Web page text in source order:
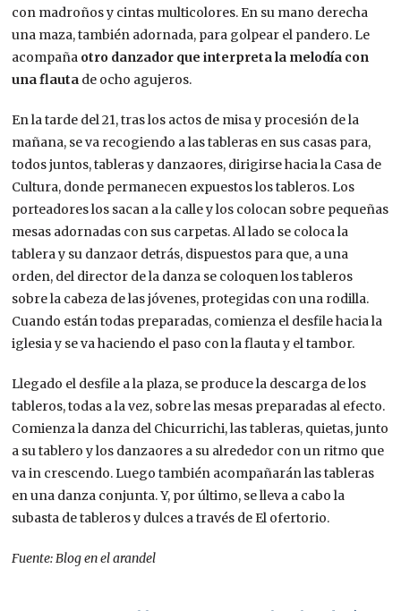
con madroños y cintas multicolores. En su mano derecha
una maza, también adornada, para golpear el pandero. Le
acompaña otro danzador que interpreta la melodía con
una flauta de ocho agujeros.
En la tarde del 21, tras los actos de misa y procesión de la
mañana, se va recogiendo a las tableras en sus casas para,
todos juntos, tableras y danzaores, dirigirse hacia la Casa de
Cultura, donde permanecen expuestos los tableros. Los
porteadores los sacan a la calle y los colocan sobre pequeñas
mesas adornadas con sus carpetas. Al lado se coloca la
tablera y su danzaor detrás, dispuestos para que, a una
orden, del director de la danza se coloquen los tableros
sobre la cabeza de las jóvenes, protegidas con una rodilla.
Cuando están todas preparadas, comienza el desfile hacia la
iglesia y se va haciendo el paso con la flauta y el tambor.
Llegado el desfile a la plaza, se produce la descarga de los
tableros, todas a la vez, sobre las mesas preparadas al efecto.
Comienza la danza del Chicurrichi, las tableras, quietas, junto
a su tablero y los danzaores a su alrededor con un ritmo que
va in crescendo. Luego también acompañarán las tableras
en una danza conjunta. Y, por último, se lleva a cabo la
subasta de tableros y dulces a través de El ofertorio.
Fuente: Blog en el arandel